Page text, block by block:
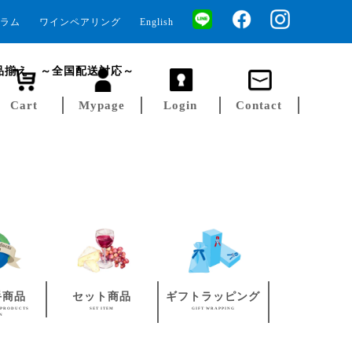
English
ワインペアリング
ム
揃え ～全国配送対応～
Contact
Login
Mypage
Cart
品 セット商品
SET ITEM
ギフトラッピング
GIFT WRAPPING